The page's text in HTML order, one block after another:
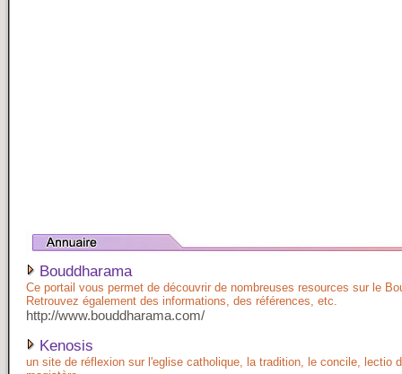
Bouddharama
Ce portail vous permet de découvrir de nombreuses resources sur le
Retrouvez également des informations, des références, etc.
http://www.bouddharama.com/
Kenosis
un site de réflexion sur l'eglise catholique, la tradition, le concile, lectio